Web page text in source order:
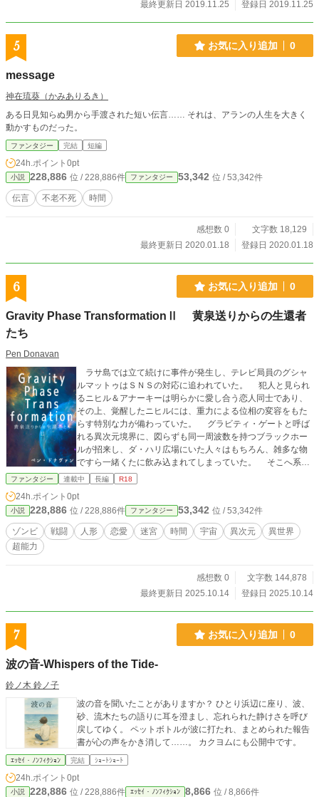
最終更新日 2019.11.25
登録日 2019.11.25
5 お気に入り追加 0
message
神在琉葵（かみありるき）
ある日見知らぬ男から手渡された短い伝言…… それは、アランの人生を大きく
動かすものだった。
ファンタジー 完結 短編
24h.ポイント 0pt
小説 228,886 位 / 228,886件 ファンタジー 53,342 位 / 53,342件
伝言 不老不死 時間
感想数 0
文字数 18,129
最終更新日 2020.01.18
登録日 2020.01.18
6 お気に入り追加 0
Gravity Phase TransformationⅡ 黄泉送りからの生還者
たち
Pen Donavan
ラサ島では立て続けに事件が発生し、テレビ局員のグシャ
ルマットゥはＳＮＳの対応に追われていた。 犯人と見られ
るニヒル＆アナーキーは明らかに愛し合う恋人同士であり、
その上、覚醒したニヒルには、重力による位相の変容をもた
らす特別な力が備わっていた。 グラビティ・ゲートと呼ば
れる異次元境界に、図らずも同一周波数を持つブラックホー
ルが招来し、ダ・ハリ広場にいた人々はもちろん、雑多な物
ですら一緒くたに飲み込まれてしまっていた。 そこへ系統
の違う超能力を宿す異父弟妹のエンリコとトゥエルヴが時間
ニヒルに据えられ、彼女の価値観こそが主軸となっている、
この世界において、トゥエルヴはグシャルマットゥに裏から
社会を支えてほしいと頼み、ラサ島の統治を託す。 ゲート
に飲み込まれた者たちは、そのほとんどが現実世界に戻って
はめとなり、２３歳の女性は、夢見がちな中学生に戻って、
狂った重力構造の古城で数々の奇妙な体験を余儀なくされる
ファンタジー 連載中 長編 R18
24h.ポイント 0pt
小説 228,886 位 / 228,886件 ファンタジー 53,342 位 / 53,342件
ゾンビ 戦闘 人形 恋愛 迷宮 時間 宇宙 異次元
異世界
超能力
感想数 0
文字数 144,878
最終更新日 2025.10.14
登録日 2025.10.14
7 お気に入り追加 0
波の音-Whispers of the Tide-
鈴ノ木 鈴ノ子
波の音を聞いたことがありますか？ ひとり浜辺に座り、波、
砂、流木たちの語りに耳を澄まし、忘れられた静けさを呼び
戻してゆく。 ペットボトルが波に打たれ、まとめられた報告
書が心の声をかき消して……。 カクヨムにも公開中です。
ｴｯｾｲ・ﾉﾝﾌｨｸｼｮﾝ 完結 ｼｮｰﾄｼｮｰﾄ
24h.ポイント 0pt
小説 228,886 位 / 228,886件 ｴｯｾｲ・ﾉﾝﾌｨｸｼｮﾝ 8,866 位 / 8,866件